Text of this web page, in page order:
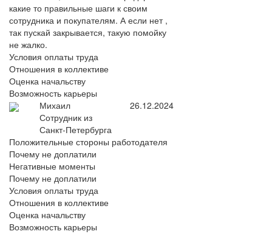
какие то правильные шаги к своим
сотрудника и покупателям. А если нет ,
так пускай закрывается, такую помойку
не жалко.
Условия оплаты труда
Отношения в коллективе
Оценка начальству
Возможность карьеры
Михаил
Сотрудник из
Санкт-Петербурга
26.12.2024
Положительные стороны работодателя
Почему не доплатили
Негативные моменты
Почему не доплатили
Условия оплаты труда
Отношения в коллективе
Оценка начальству
Возможность карьеры